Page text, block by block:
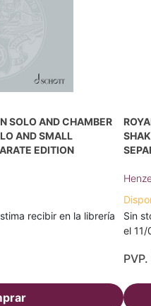
SOLO AND CHAMBER
AND SMALL
EDITION
recibir en la librería
Sin
el
PVP.